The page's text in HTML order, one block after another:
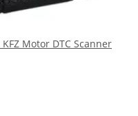
Motor DTC Scanner